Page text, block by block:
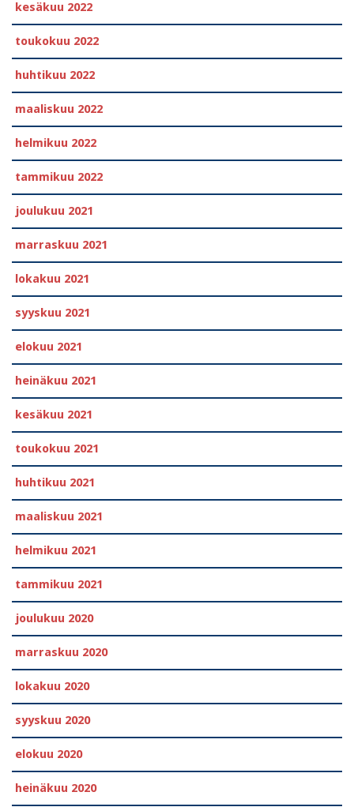
kesäkuu 2022
toukokuu 2022
huhtikuu 2022
maaliskuu 2022
helmikuu 2022
tammikuu 2022
joulukuu 2021
marraskuu 2021
lokakuu 2021
syyskuu 2021
elokuu 2021
heinäkuu 2021
kesäkuu 2021
toukokuu 2021
huhtikuu 2021
maaliskuu 2021
helmikuu 2021
tammikuu 2021
joulukuu 2020
marraskuu 2020
lokakuu 2020
syyskuu 2020
elokuu 2020
heinäkuu 2020